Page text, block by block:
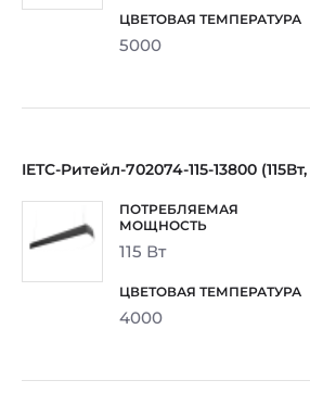
5000
IETC-Ритейл-702074-115-13800
115 Вт
4000